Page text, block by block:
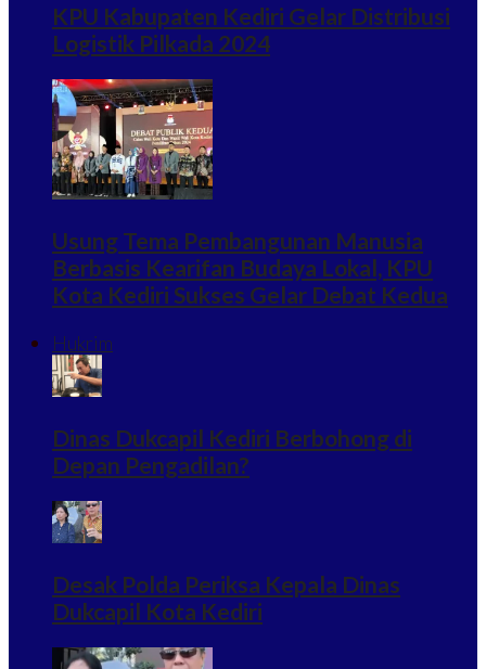
KPU Kabupaten Kediri Gelar Distribusi
Logistik Pilkada 2024
Usung Tema Pembangunan Manusia
Berbasis Kearifan Budaya Lokal, KPU
Kota Kediri Sukses Gelar Debat Kedua
Hukrim
Dinas Dukcapil Kediri Berbohong di
Depan Pengadilan?
Desak Polda Periksa Kepala Dinas
Dukcapil Kota Kediri